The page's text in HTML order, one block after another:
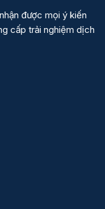
được mọi ý kiến
cấp trải nghiệm dịch